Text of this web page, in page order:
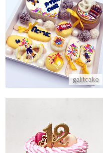
galitcake
מארז סמי הכבאי
התקשר/י